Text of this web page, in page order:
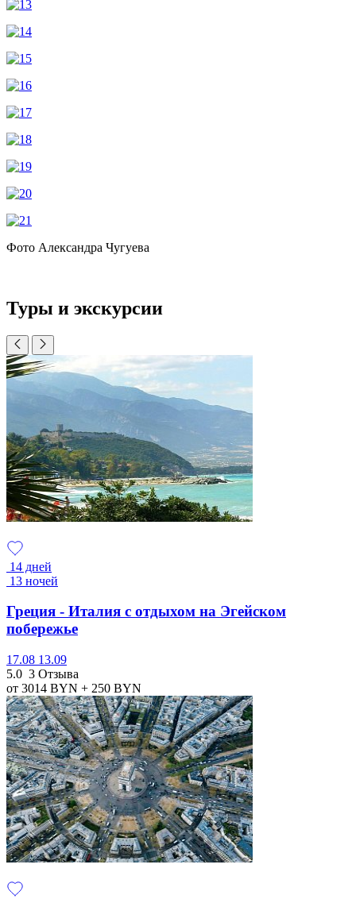
Фото Александра Чугуева
Туры и экскурсии
14 дней
13 ночей
Греция - Италия с отдыхом на Эгейском
побережье
17.08 13.09
5.0 3 Отзыва
от 3014 BYN + 250 BYN